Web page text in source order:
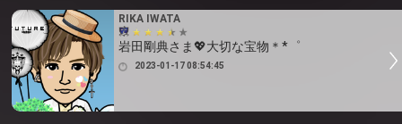
RIKA IWATA
岩田剛典さま💖大切な宝物＊*゜
2023-01-17 08:54:45